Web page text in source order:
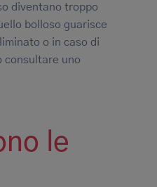
diventano troppo
bolloso guarisce
o in caso di
consultare uno
le